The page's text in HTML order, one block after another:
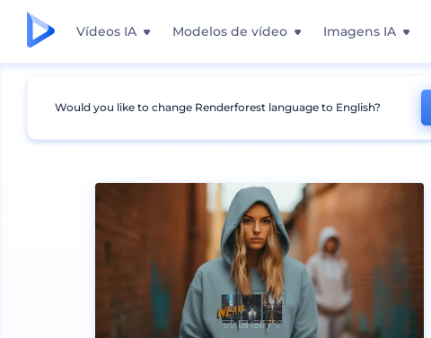
Vídeos IA Modelos de vídeo Imagens IA
Mockups Vestuário Mockup de Agasalho
Would you like to change Renderforest language to English?